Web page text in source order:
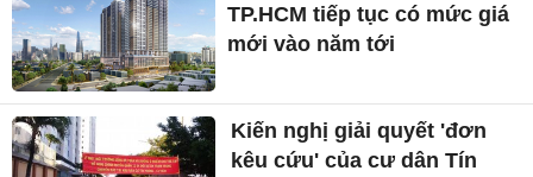
TP.HCM tiếp tục có mức giá
mới vào năm tới
Kiến nghị giải quyết 'đơn
kêu cứu' của cư dân Tín